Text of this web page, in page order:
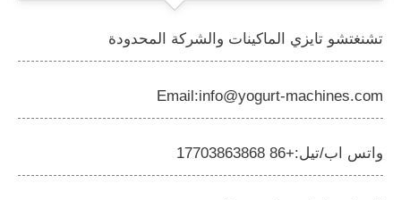
تشنغتشو تايزي الماكينات والشركة المحدودة
Email:info@yogurt-machines.com
واتس اب/تيل:+86 17703863868